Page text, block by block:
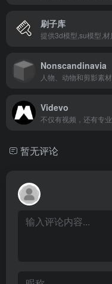
刷子库
Nonscandinavia
人物、动物和剪影素材
Videvo
暂无评论